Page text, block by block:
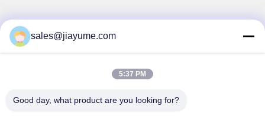
Snel contact
Gemeenschap, Xin een ‚Straat, Bao ‚een District, Shenzhen-
sales@jiayume.com
5:37 PM
Good day, what product are you looking for?